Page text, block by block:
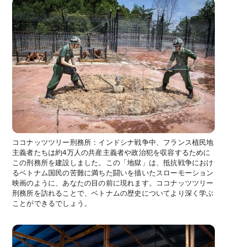
ココナッツツリー刑務所：インドシナ戦争中、フランス植民地
主義者たちは約4万人の共産主義者や政治犯を収容するために
この刑務所を建設しました。この「地獄」は、抵抗戦争におけ
るベトナム国民の苦難に満ちた闘いを描いたスローモーション
映画のように、あなたの目の前に現れます。ココナッツツリー
刑務所を訪れることで、ベトナムの歴史についてより深く学ぶ
ことができるでしょう。